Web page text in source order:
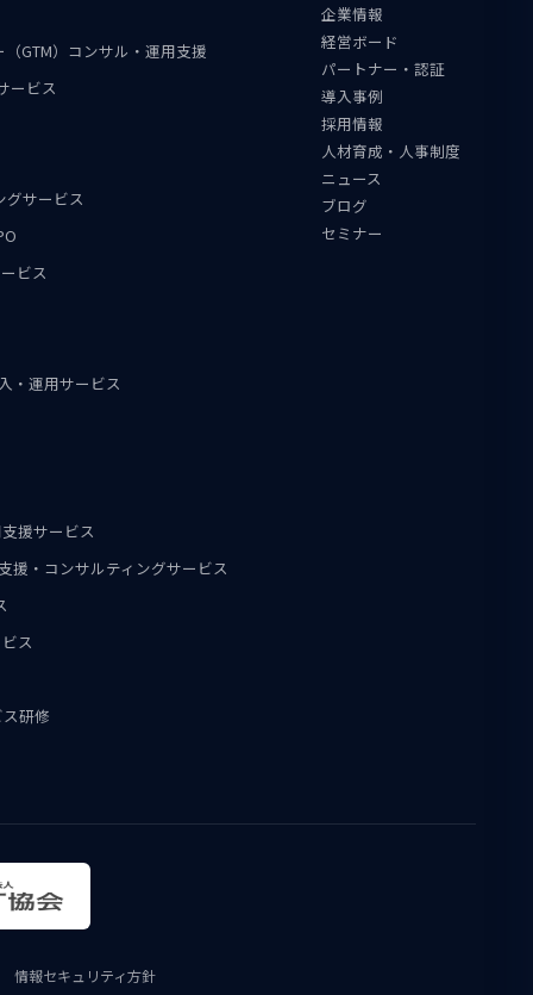
GTM）コンサル・運用支援
ービス
グサービス
ビス
・運用サービス
援サービス
援・コンサルティングサービス
ス
研修
企業情報
経営ボード
パートナー・認証
導入事例
採用情報
人材育成・人事制度
ニュース
ブログ
セミナー
情報セキュリティ方針